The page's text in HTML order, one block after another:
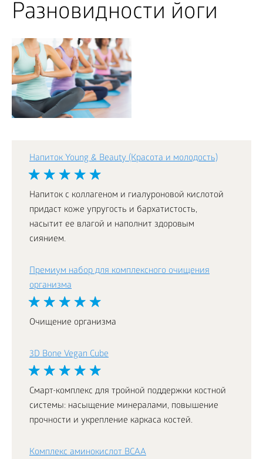
Разновидности йоги
Напиток Young & Beauty (Красота и молодость)
Напиток с коллагеном и гиалуроновой кислотой
придаст коже упругость и бархатистость,
насытит ее влагой и наполнит здоровым
сиянием.
Премиум набор для комплексного очищения
организма
Очищение организма
3D Bone Vegan Cube
Смарт-комплекс для тройной поддержки костной
системы: насыщение минералами, повышение
прочности и укрепление каркаса костей.
Комплекс аминокислот BCAA